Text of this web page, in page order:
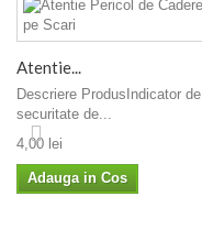
Atentie...
Descriere ProdusIndicator de
securitate de...
4,00 lei
Adauga in Cos